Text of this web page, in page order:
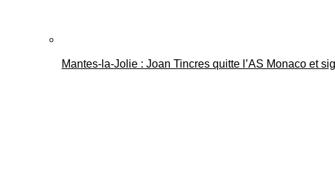
Mantes-la-Jolie : Joan Tincres quitte l’AS Monaco et